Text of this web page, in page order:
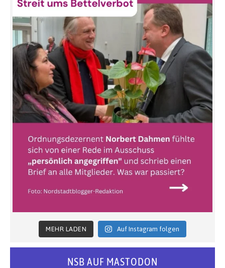
MEHR LADEN Auf Instagram folgen
NSB AUF MASTODON